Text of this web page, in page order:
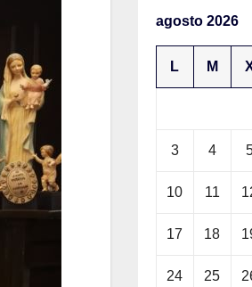
agosto 2026
L M
3 4
10 11
17 18
24 25